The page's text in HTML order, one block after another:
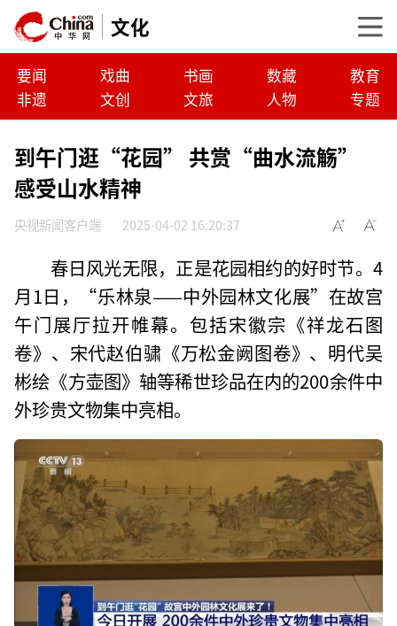
文化
要闻 戏曲 书画 数藏
教育
非遗
文创 文旅 人物 专题
到午门逛“花园” 共赏“曲水流觞”
感受山水精神
央视新闻客户端 2025-04-02 16:20:37
春日风光无限，正是花园相约的好时节。4
月1日，“乐林泉——中外园林文化展”在故宫
午门展厅拉开帷幕。包括宋徽宗《祥龙石图
卷》、宋代赵伯骕《万松金阙图卷》、明代吴
彬绘《方壶图》轴等稀世珍品在内的200余件中
外珍贵文物集中亮相。